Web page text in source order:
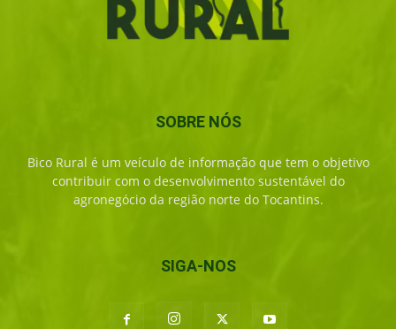
SOBRE NÓS
Bico Rural é um veículo de informação que tem o objetivo
contribuir com o desenvolvimento sustentável do
agronegócio da região norte do Tocantins.
SIGA-NOS